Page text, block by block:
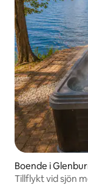
Boende i
Tillflykt vid sjön